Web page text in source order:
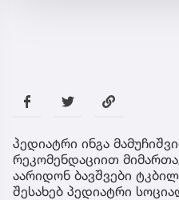
პედიატრი ინგა
რეკომენდაციით
აარიდონ ბავშვები
შესახებ პედიატრი